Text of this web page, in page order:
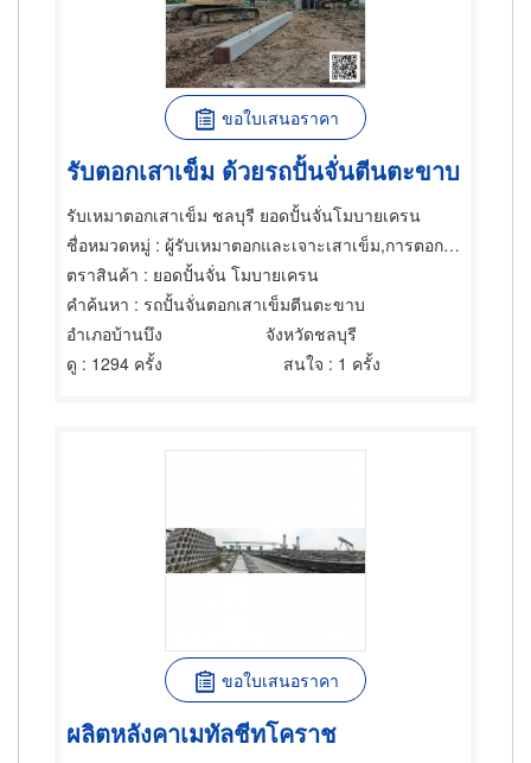
ขอใบเสนอราคา
รับตอกเสาเข็ม ด้วยรถปั้นจั่นตีนตะขาบ
รับเหมาตอกเสาเข็ม ชลบุรี ยอดปั้นจั่นโมบายเครน
ชื่อหมวดหมู่ : ผู้รับเหมาตอกและเจาะเสาเข็ม,การตอกเสาเข็ม,เครนและปั้นจั่น
ตราสินค้า : ยอดปั้นจั่น โมบายเครน
คำค้นหา : รถปั้นจั่นตอกเสาเข็มตีนตะขาบ
อำเภอบ้านบึง
จังหวัดชลบุรี
ดู : 1294 ครั้ง สนใจ : 1 ครั้ง
ขอใบเสนอราคา
ผลิตหลังคาเมทัลชีทโคราช